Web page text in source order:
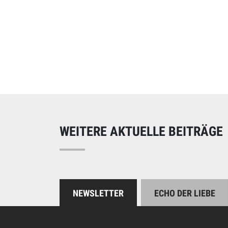
WEITERE AKTUELLE BEITRÄGE
NEWSLETTER ECHO DER LIEBE